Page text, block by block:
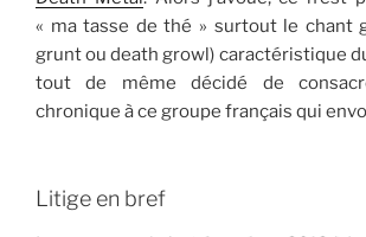
« ma tasse de thé » surtout le chant
grunt ou death growl) caractéristique
tout de même décidé de
chronique à ce groupe français qui
Litige en bref